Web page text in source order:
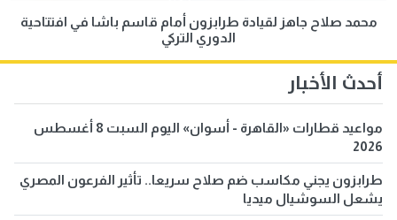
أحدث الأخبار
مواعيد قطارات «القاهرة - أسوان» اليوم السبت 8 أغسطس
2026
طرابزون يجني مكاسب ضم صلاح سريعا.. تأثير الفرعون المصري
يشعل السوشيال ميديا
محمد صلاح جاهز لقيادة طرابزون أمام قاسم باشا في افتتاحية
الدوري التركي